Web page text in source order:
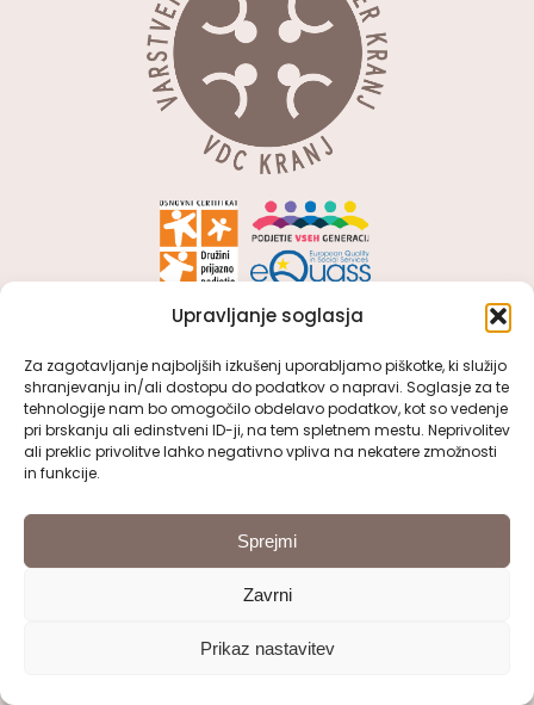
Upravljanje soglasja
Za zagotavljanje najboljših izkušenj uporabljamo piškotke, ki služijo
shranjevanju in/ali dostopu do podatkov o napravi. Soglasje za te
tehnologije nam bo omogočilo obdelavo podatkov, kot so vedenje
pri brskanju ali edinstveni ID-ji, na tem spletnem mestu. Neprivolitev
ali preklic privolitve lahko negativno vpliva na nekatere zmožnosti
in funkcije.
Sprejmi
Zavrni
Prikaz nastavitev
OSNOVNI PODATKI
VDC Kranj
Kidričeva cesta 51, 4000 Kranj
: 04/ 280 55 10
tajnistvo@vdc-kranj.com